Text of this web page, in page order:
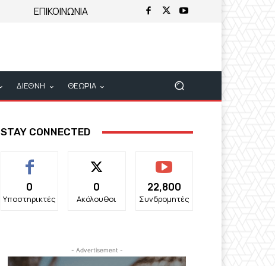
ΕΠΙΚΟΙΝΩΝΙΑ
ΔΙΕΘΝΗ ΘΕΩΡΙΑ
STAY CONNECTED
0
Υποστηρικτές
0
Ακόλουθοι
22,800
Συνδρομητές
- Advertisement -